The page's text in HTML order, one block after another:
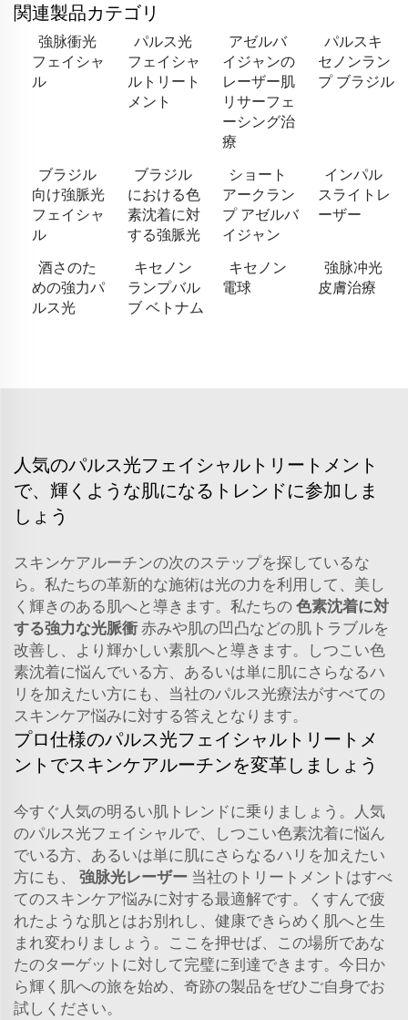
関連製品カテゴリ
強脉衝光
フェイシャ
ル
パルス光
フェイシャ
ルトリート
メント
アゼルバ
イジャンの
レーザー肌
リサーフェ
ーシング治
療
パルスキ
セノンラン
プ ブラジル
ブラジル
向け強脈光
フェイシャ
ル
ブラジル
における色
素沈着に対
する強脈光
ショート
アークラン
プ アゼルバ
イジャン
インパル
スライトレ
ーザー
酒さのた
めの強力パ
ルス光
キセノン
ランプバル
ブ ベトナム
キセノン
電球
強脉冲光
皮膚治療
人気のパルス光フェイシャルトリートメント
で、輝くような肌になるトレンドに参加しま
しょう
スキンケアルーチンの次のステップを探しているな
ら。私たちの革新的な施術は光の力を利用して、美し
く輝きのある肌へと導きます。私たちの 色素沈着に対
する強力な光脈衝 赤みや肌の凹凸などの肌トラブルを
改善し、より輝かしい素肌へと導きます。しつこい色
素沈着に悩んでいる方、あるいは単に肌にさらなるハ
リを加えたい方にも、当社のパルス光療法がすべての
スキンケア悩みに対する答えとなります。
プロ仕様のパルス光フェイシャルトリートメ
ントでスキンケアルーチンを変革しましょう
今すぐ人気の明るい肌トレンドに乗りましょう。人気
のパルス光フェイシャルで、しつこい色素沈着に悩ん
でいる方、あるいは単に肌にさらなるハリを加えたい
方にも、 強脉光レーザー 当社のトリートメントはすべ
てのスキンケア悩みに対する最適解です。くすんで疲
れたような肌とはお別れし、健康できらめく肌へと生
まれ変わりましょう。ここを押せば、この場所であな
たのターゲットに対して完璧に到達できます。今日か
ら輝く肌への旅を始め、奇跡の製品をぜひご自身でお
試しください。